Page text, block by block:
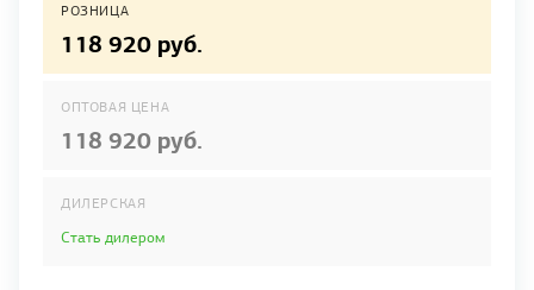
РОЗНИЦА
118 920 руб.
ОПТОВАЯ ЦЕНА
118 920 руб.
ДИЛЕРСКАЯ
Стать дилером